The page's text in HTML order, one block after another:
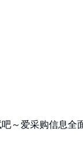
～爱采购信息全